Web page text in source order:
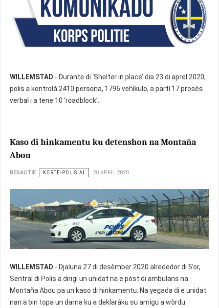
WILLEMSTAD - Durante di ‘Shelter in place’ dia 23 di aprel 2020,
polis a kontrolá 2410 persona, 1796 vehíkulo, a partí 17 prosès
verbal i a tene 10 ‘roadblock’.
Kaso di hinkamentu ku detenshon na Montaña
Abou
REDACTIE KORTE-POLISIAL 28 APRIL 2020
WILLEMSTAD - Djaluna 27 di desèmber 2020 alrededor di 5’or,
Sentral di Polis a dirigí un unidat na e pòst di ambulans na
Montaña Abou pa un kaso di hinkamentu. Na yegada di e unidat
nan a bin topa un dama ku a deklaráku su amigu a wòrdu